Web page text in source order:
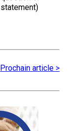
statement)
Prochain article >